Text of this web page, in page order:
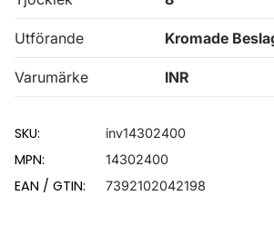
Utförande Kromade
Varumärke INR
SKU: inv14302400
MPN: 14302400
EAN / GTIN: 7392102042198